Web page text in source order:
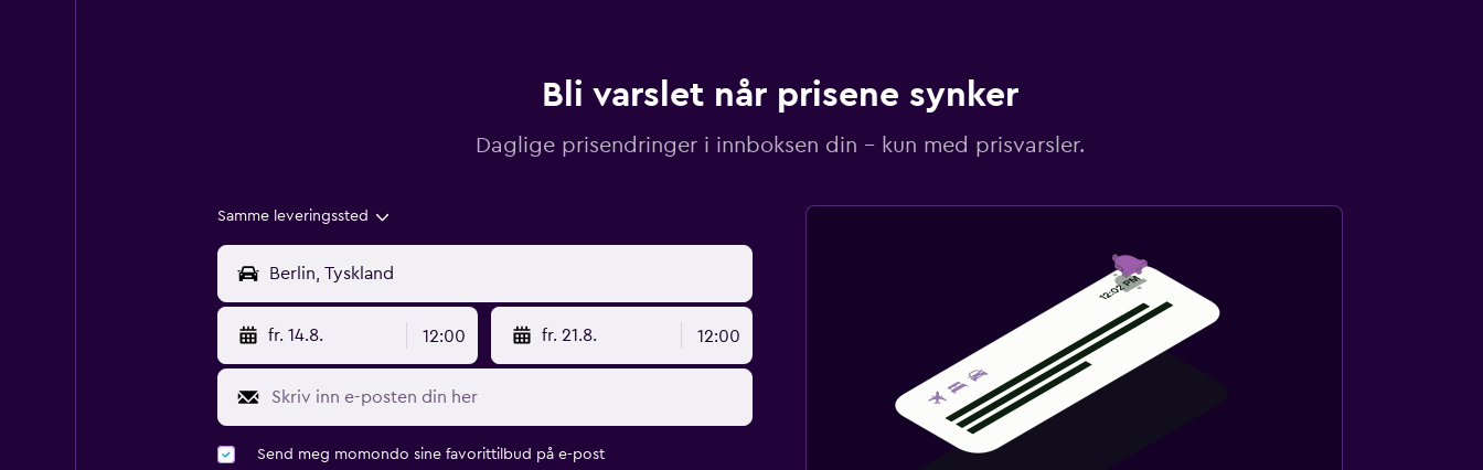
Bli varslet når prisene synker
Daglige prisendringer i innboksen din – kun med prisvarsler.
Samme leveringssted
fr. 14.8. 12:00 fr. 21.8. 12:00
Send meg momondo sine favorittilbud på e-post